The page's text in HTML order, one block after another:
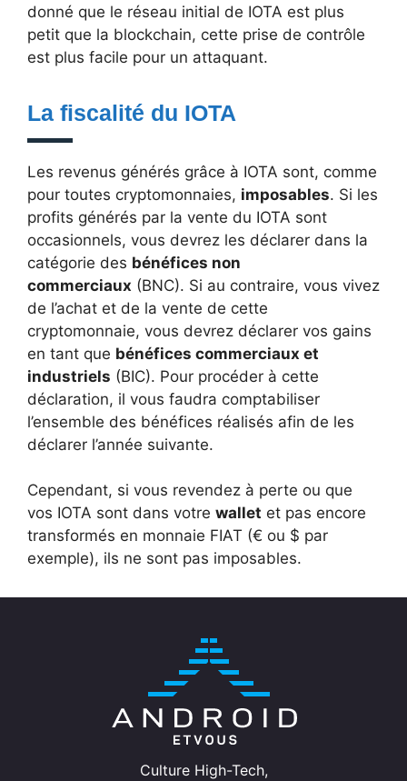
donné que le réseau initial de IOTA est plus
petit que la blockchain, cette prise de contrôle
est plus facile pour un attaquant.
La fiscalité du IOTA
Les revenus générés grâce à IOTA sont, comme
pour toutes cryptomonnaies, imposables. Si les
profits générés par la vente du IOTA sont
occasionnels, vous devrez les déclarer dans la
catégorie des bénéfices non
commerciaux (BNC). Si au contraire, vous vivez
de l’achat et de la vente de cette
cryptomonnaie, vous devrez déclarer vos gains
en tant que bénéfices commerciaux et
industriels (BIC). Pour procéder à cette
déclaration, il vous faudra comptabiliser
l’ensemble des bénéfices réalisés afin de les
déclarer l’année suivante.
Cependant, si vous revendez à perte ou que
vos IOTA sont dans votre wallet et pas encore
transformés en monnaie FIAT (€ ou $ par
exemple), ils ne sont pas imposables.
Culture High-Tech,